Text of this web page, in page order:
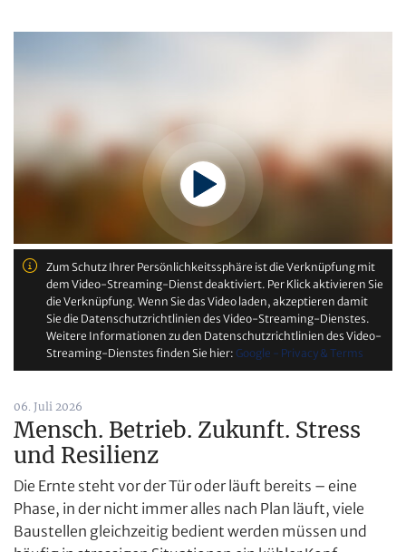
Zum Schutz Ihrer Persönlichkeitssphäre ist die Verknüpfung mit
dem Video-Streaming-Dienst deaktiviert. Per Klick aktivieren Sie
die Verknüpfung. Wenn Sie das Video laden, akzeptieren damit
Sie die Datenschutzrichtlinien des Video-Streaming-Dienstes.
Weitere Informationen zu den Datenschutzrichtlinien des Video-
Streaming-Dienstes finden Sie hier: Google - Privacy & Terms
06. Juli 2026
Mensch. Betrieb. Zukunft. Stress
und Resilienz
Die Ernte steht vor der Tür oder läuft bereits – eine
Phase, in der nicht immer alles nach Plan läuft, viele
Baustellen gleichzeitig bedient werden müssen und